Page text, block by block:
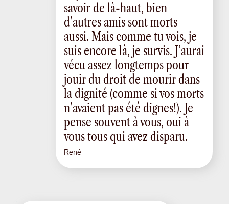
savoir de là-haut, bien
d’autres amis sont morts
aussi. Mais comme tu vois, je
suis encore là, je survis. J’aurai
vécu assez longtemps pour
jouir du droit de mourir dans
la dignité (comme si vos morts
n’avaient pas été dignes!). Je
pense souvent à vous, oui à
vous tous qui avez disparu.
René